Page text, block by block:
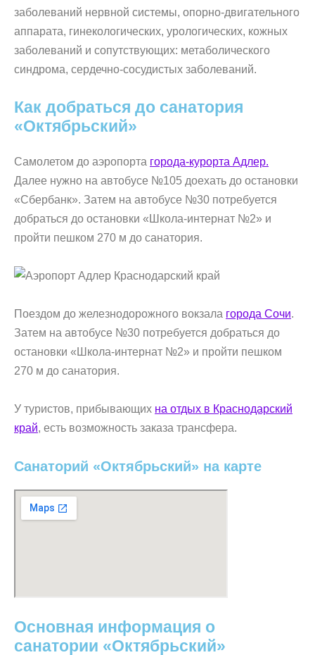
заболеваний нервной системы, опорно-двигательного
аппарата, гинекологических, урологических, кожных
заболеваний и сопутствующих: метаболического
синдрома, сердечно-сосудистых заболеваний.
Как добраться до санатория
«Октябрьский»
Самолетом до аэропорта города-курорта Адлер.
Далее нужно на автобусе №105 доехать до остановки
«Сбербанк». Затем на автобусе №30 потребуется
добраться до остановки «Школа-интернат №2» и
пройти пешком 270 м до санатория.
Поездом до железнодорожного вокзала города Сочи.
Затем на автобусе №30 потребуется добраться до
остановки «Школа-интернат №2» и пройти пешком
270 м до санатория.
У туристов, прибывающих на отдых в Краснодарский
край, есть возможность заказа трансфера.
Санаторий «Октябрьский» на карте
Основная информация о
санатории «Октябрьский»